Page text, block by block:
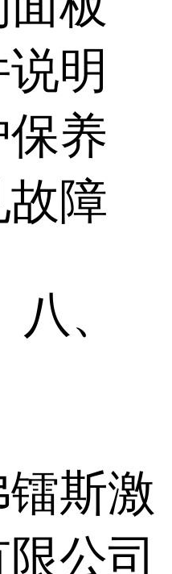
明
养
障
斯激
公司